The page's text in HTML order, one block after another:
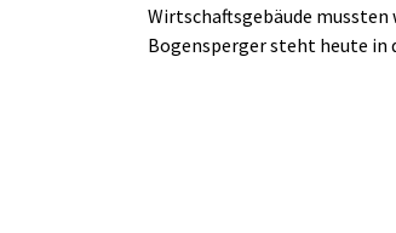
Wirtschaftsgebäude mussten
Bogensperger steht heute in